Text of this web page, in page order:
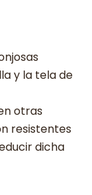
y la tela de
otras
resistentes
dicha